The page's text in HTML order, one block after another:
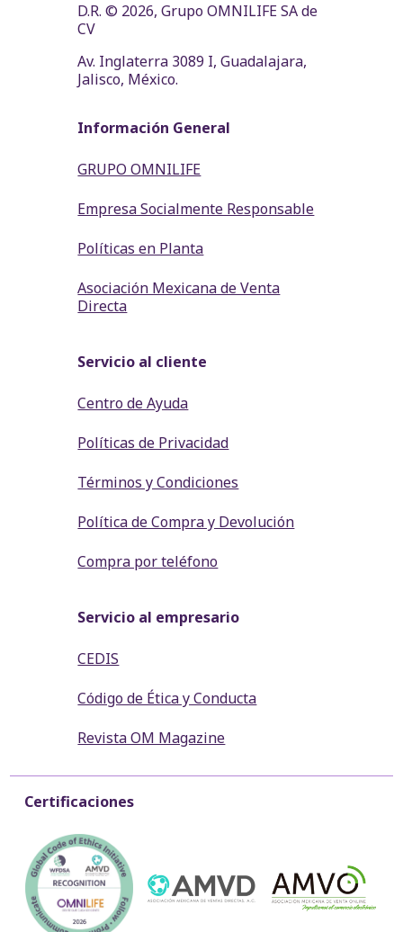
D.R. © 2026, Grupo OMNILIFE SA de
CV
Av. Inglaterra 3089 I, Guadalajara,
Jalisco, México.
Información General
GRUPO OMNILIFE
Empresa Socialmente Responsable
Políticas en Planta
Asociación Mexicana de Venta
Directa
Servicio al cliente
Centro de Ayuda
Políticas de Privacidad
Términos y Condiciones
Política de Compra y Devolución
Compra por teléfono
Servicio al empresario
CEDIS
Código de Ética y Conducta
Revista OM Magazine
Certificaciones